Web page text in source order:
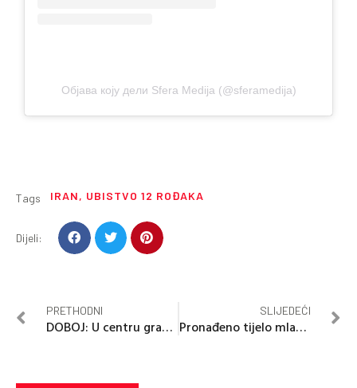
Објава коју дели Sfera Medija (@sferamedija)
Tags IRAN, UBISTVO 12 ROĐAKA
Dijeli:
PRETHODNI
DOBOJ: U centru grada ubio se muškarac
SLIJEDEĆI
Pronađeno tijelo mladog Marka Vukića